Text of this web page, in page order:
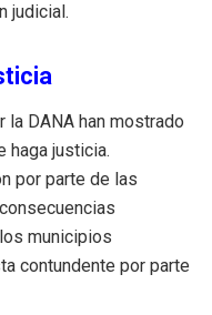
judicial.
DANA han mostrado
haga justicia.
por parte de las
municipios
contundente por parte